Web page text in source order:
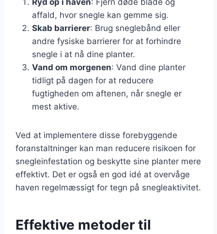
affald, hvor snegle kan gemme sig.
Skab barrierer: Brug sneglebånd eller
andre fysiske barrierer for at forhindre
snegle i at nå dine planter.
Vand om morgenen: Vand dine planter
tidligt på dagen for at reducere
fugtigheden om aftenen, når snegle er
mest aktive.
Ved at implementere disse forebyggende
foranstaltninger kan man reducere risikoen for
snegleinfestation og beskytte sine planter mere
effektivt. Det er også en god idé at overvåge
haven regelmæssigt for tegn på snegleaktivitet.
Effektive metoder til